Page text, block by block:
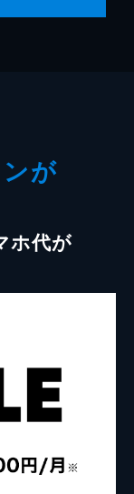
が
ホ代が